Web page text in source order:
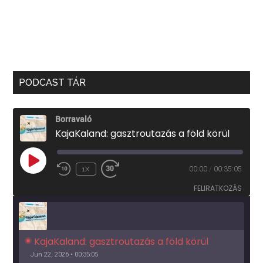
PODCAST TÁR
Borravaló
KajaKaland: gasztroutazás a föld körül
PLAY
EPISODE
1X 00:00 / 00:35:05
FELIRATKOZÁS
KajaKaland: gasztroutazás a föld körül
Jun 22, 2026 • 00:35:05